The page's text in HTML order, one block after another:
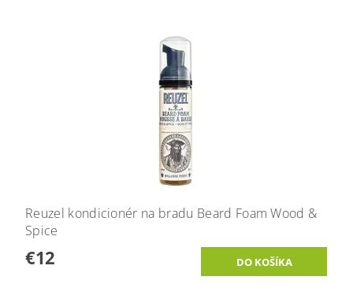
Reuzel kondicionér na bradu Beard Foam Wood &
Spice
€12